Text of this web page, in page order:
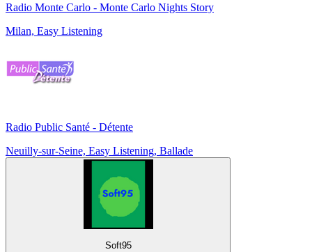
Radio Monte Carlo - Monte Carlo Nights Story
Milan, Easy Listening
Radio Public Santé - Détente
Neuilly-sur-Seine, Easy Listening, Ballade
Soft95